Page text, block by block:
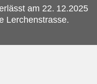
am 22. 12.2025
Lerchenstrasse.